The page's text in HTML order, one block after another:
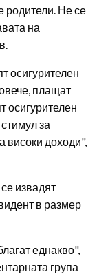
родители. Не се
на
осигурителен
плащат
осигурителен
за
високи доходи",
извадят
в размер
еднакво",
група